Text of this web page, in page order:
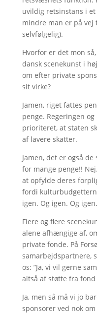
uvildig retsinstans i et
mindre man er på vej
selvfølgelig).
Hvorfor er det mon
dansk scenekunst i
om efter private
sit virke?
Jamen, riget fattes
penge. Regeringen
prioriteret, at staten
af lavere skatter.
Jamen, det er også
for mange penge!!
at opfylde deres
fordi
igen. Og igen. Og igen.
Flere og flere
alene afhængige af,
private fonde. På
samarbejdspartnere,
os: ”Ja, vi vil gerne
altså af støtte fra fond
Ja, men så må vi jo
sponsorer ved nok